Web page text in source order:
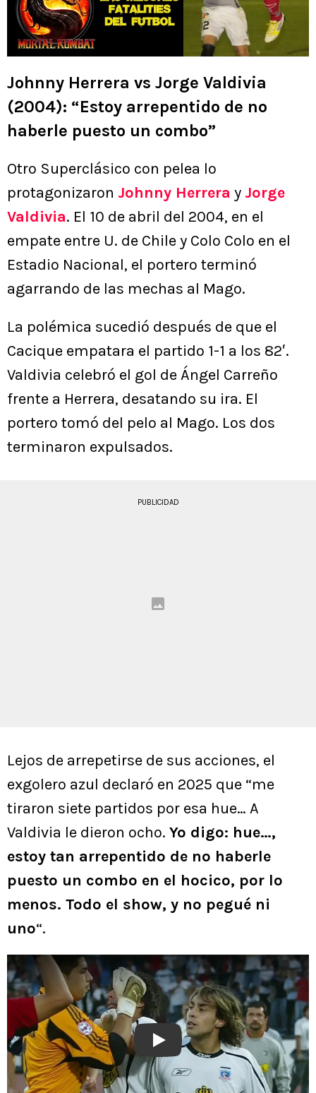
Johnny Herrera vs Jorge Valdivia
(2004): “Estoy arrepentido de no
haberle puesto un combo”
Otro Superclásico con pelea lo
protagonizaron Johnny Herrera y Jorge
Valdivia. El 10 de abril del 2004, en el
empate entre U. de Chile y Colo Colo en el
Estadio Nacional, el portero terminó
agarrando de las mechas al Mago.
La polémica sucedió después de que el
Cacique empatara el partido 1-1 a los 82′.
Valdivia celebró el gol de Ángel Carreño
frente a Herrera, desatando su ira. El
portero tomó del pelo al Mago. Los dos
terminaron expulsados.
PUBLICIDAD
Lejos de arrepetirse de sus acciones, el
exgolero azul declaró en 2025 que “me
tiraron siete partidos por esa hue… A
Valdivia le dieron ocho. Yo digo: hue…,
estoy tan arrepentido de no haberle
puesto un combo en el hocico, por lo
menos. Todo el show, y no pegué ni
uno“.
Play